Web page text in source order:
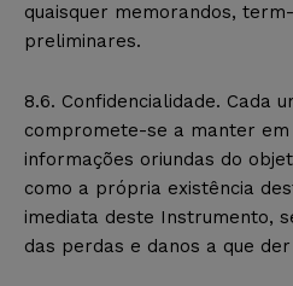
quaisquer memorandos,
preliminares.
8.6. Confidencialidade. Cada
compromete-se a manter
informações oriundas do
como a própria existência
imediata deste Instrumento,
das perdas e danos a que der